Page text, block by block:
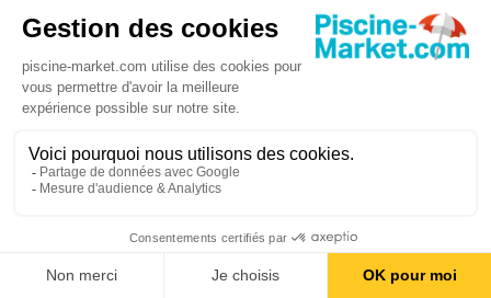
CELLULE POOLMAID
378,00 €
COMPATIBLE
234,00 €